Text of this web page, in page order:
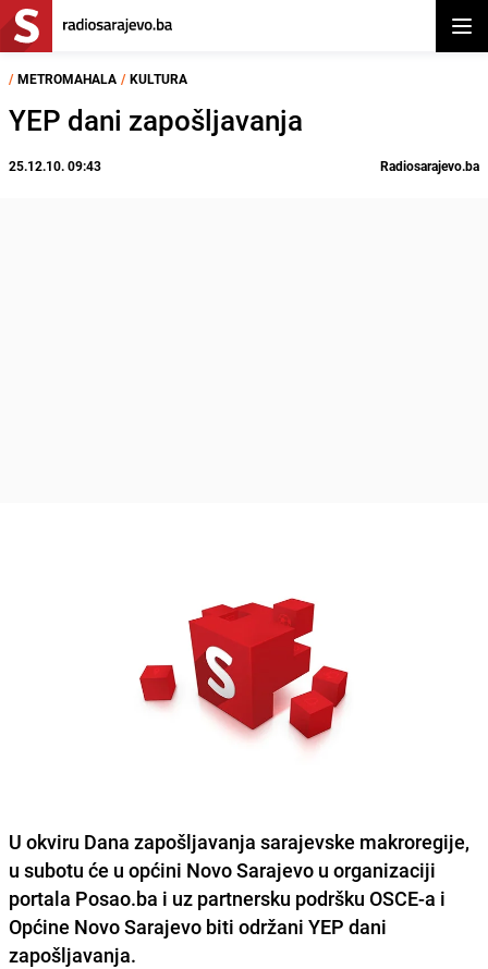
/ METROMAHALA / KULTURA
YEP dani zapošljavanja
25.12.10. 09:43 Radiosarajevo.ba
U okviru Dana zapošljavanja sarajevske makroregije,
u subotu će u općini Novo Sarajevo u organizaciji
portala Posao.ba i uz partnersku podršku OSCE-a i
Općine Novo Sarajevo biti održani YEP dani
zapošljavanja.